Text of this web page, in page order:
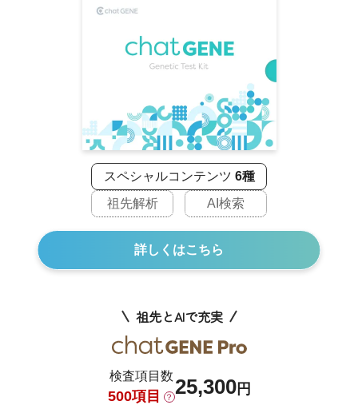
スペシャルコンテンツ 6種
祖先解析
AI検索
詳しくはこちら
祖先とAIで充実
検査項目数
500項目 ？ 25,300円